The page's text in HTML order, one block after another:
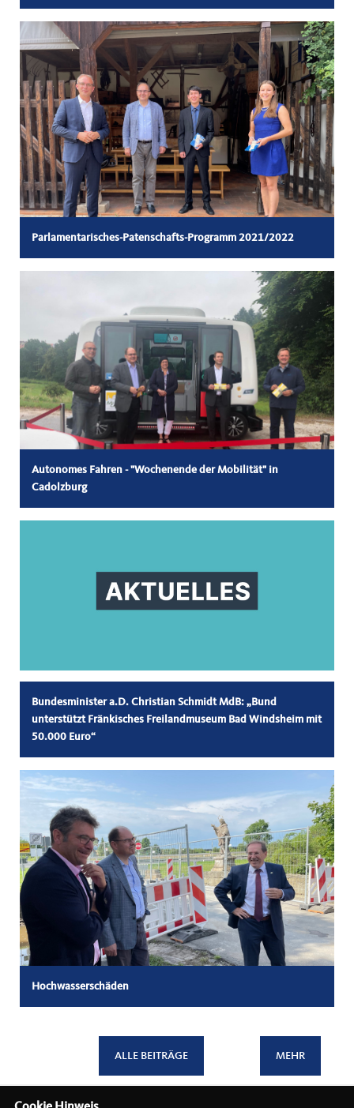
Parlamentarisches-Patenschafts-Programm 2021/2022
Autonomes Fahren - "Wochenende der Mobilität" in
Cadolzburg
Bundesminister a.D. Christian Schmidt MdB: „Bund
unterstützt Fränkisches Freilandmuseum Bad Windsheim mit
50.000 Euro“
Hochwasserschäden
ALLE BEITRÄGE MEHR